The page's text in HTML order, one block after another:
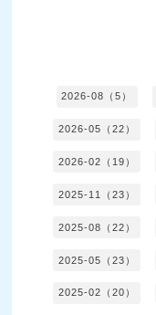
2026-08（5）
2026-05（22）
2026-02（19）
2025-11（23）
2025-08（22）
2025-05（23）
2025-02（20）